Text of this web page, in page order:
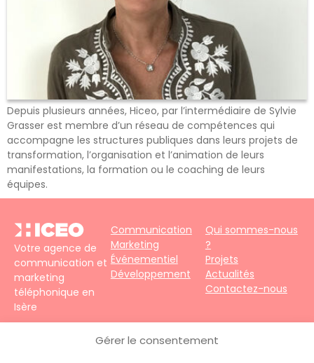
Gérer le consentement
Depuis plusieurs années, Hiceo, par l’intermédiaire de Sylvie
Grasser est membre d’un réseau de compétences qui
accompagne les structures publiques dans leurs projets de
transformation, l’organisation et l’animation de leurs
manifestations, la formation ou le coaching de leurs
équipes.
Votre agence de
communication et
marketing
téléphonique en
Isère
Faubourg – 38690
Communication
Marketing
Événementiel
Développement
Qui sommes-nous
?
Projets
Actualités
Contactez-nous